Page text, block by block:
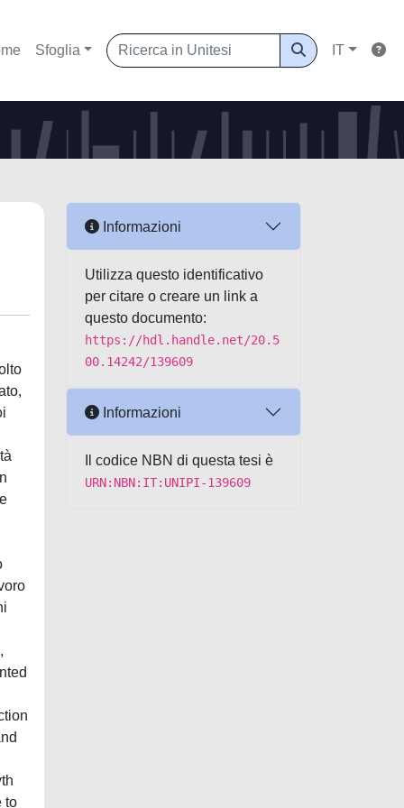
Sfoglia IT
to
Informazioni
Utilizza questo identificativo
per citare o creare un link a
questo documento:
https://hdl.handle.net/20.5
00.14242/139609
Informazioni
Il codice NBN di questa tesi è
URN:NBN:IT:UNIPI-139609